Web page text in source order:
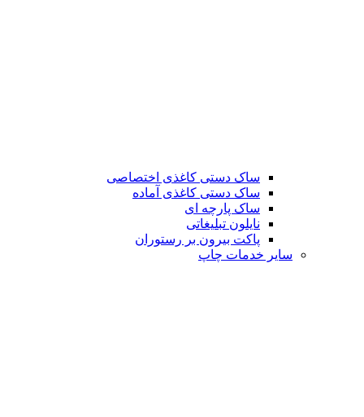
ساک دستی کاغذی اختصاصی
ساک دستی کاغذی آماده
ساک پارچه ای
نایلون تبلیغاتی
پاکت بیرون بر رستوران
سایر خدمات چاپ